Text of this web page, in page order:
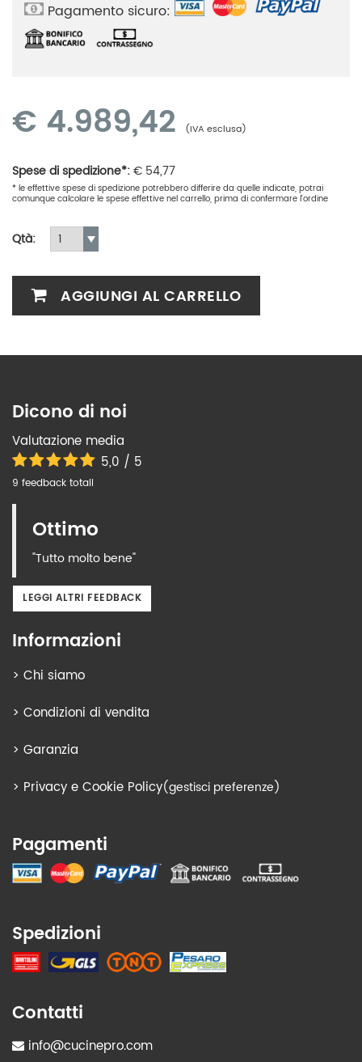
Pagamento sicuro:
€ 4.989,42 (IVA esclusa)
Spese di spedizione*:€ 54,77
* le effettive spese di spedizione potrebbero differire da quelle indicate, potrai
comunque calcolare le spese effettive nel carrello, prima di confermare l'ordine
Qtà:
AGGIUNGI AL CARRELLO
Dicono di noi
Valutazione media
5,0 / 5
9 feedback totali
Ottimo
"Tutto molto bene"
LEGGI ALTRI FEEDBACK
Informazioni
> Chi siamo
> Condizioni di vendita
> Garanzia
> Privacy e Cookie Policy(gestisci preferenze)
Pagamenti
Spedizioni
Contatti
info@cucinepro.com